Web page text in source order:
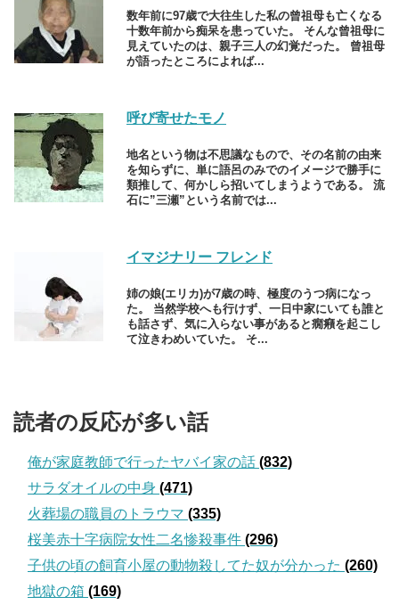
数年前に97歳で大往生した私の曾祖母も亡くなる
十数年前から痴呆を患っていた。 そんな曾祖母に
見えていたのは、親子三人の幻覚だった。 曾祖母
が語ったところによれば...
呼び寄せたモノ
地名という物は不思議なもので、その名前の由来
を知らずに、単に語呂のみでのイメージで勝手に
類推して、何かしら招いてしまうようである。 流
石に”三瀬”という名前では...
イマジナリー フレンド
姉の娘(エリカ)が7歳の時、極度のうつ病になっ
た。 当然学校へも行けず、一日中家にいても誰と
も話さず、気に入らない事があると癇癪を起こし
て泣きわめいていた。 そ...
読者の反応が多い話
俺が家庭教師で行ったヤバイ家の話 (832)
サラダオイルの中身 (471)
火葬場の職員のトラウマ (335)
桜美赤十字病院女性二名惨殺事件 (296)
子供の頃の飼育小屋の動物殺してた奴が分かった (260)
地獄の箱 (169)